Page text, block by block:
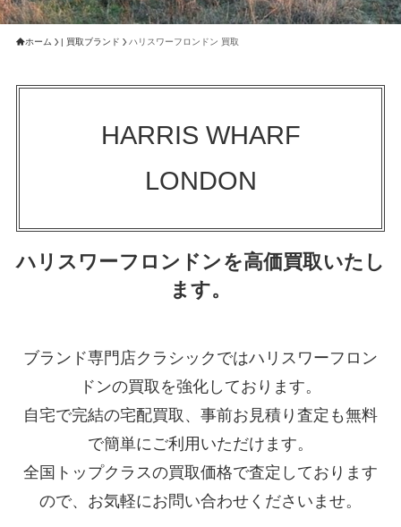
ホーム | 買取ブランド ハリスワーフロンドン 買取
HARRIS WHARF
LONDON
ハリスワーフロンドンを高価買取いたし
ます。
ブランド専門店クラシックではハリスワーフロン
ドンの買取を強化しております。
自宅で完結の宅配買取、事前お見積り査定も無料
で簡単にご利用いただけます。
全国トップクラスの買取価格で査定しております
ので、お気軽にお問い合わせくださいませ。